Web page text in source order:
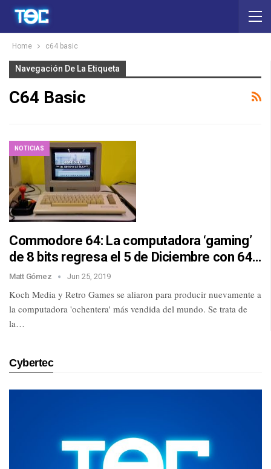
Home c64 basic
Navegación De La Etiqueta
C64 Basic
NOTICIAS
Commodore 64: La computadora ‘gaming’
de 8 bits regresa el 5 de Diciembre con 64…
Matt Gómez Jun 25, 2019
Koch Media y Retro Games se aliaron para producir nuevamente a
la computadora 'ochentera' más vendida del mundo. Se trata de
la…
Cybertec